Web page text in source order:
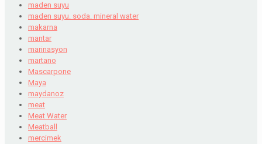
maden suyu
maden suyu. soda. mineral water
makarna
mantar
marinasyon
martano
Mascarpone
Maya
maydanoz
meat
Meat Water
Meatball
mercimek